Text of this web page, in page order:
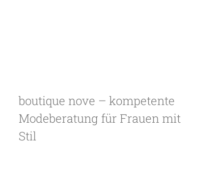
boutique nove – kompetente
Modeberatung für Frauen mit
Stil